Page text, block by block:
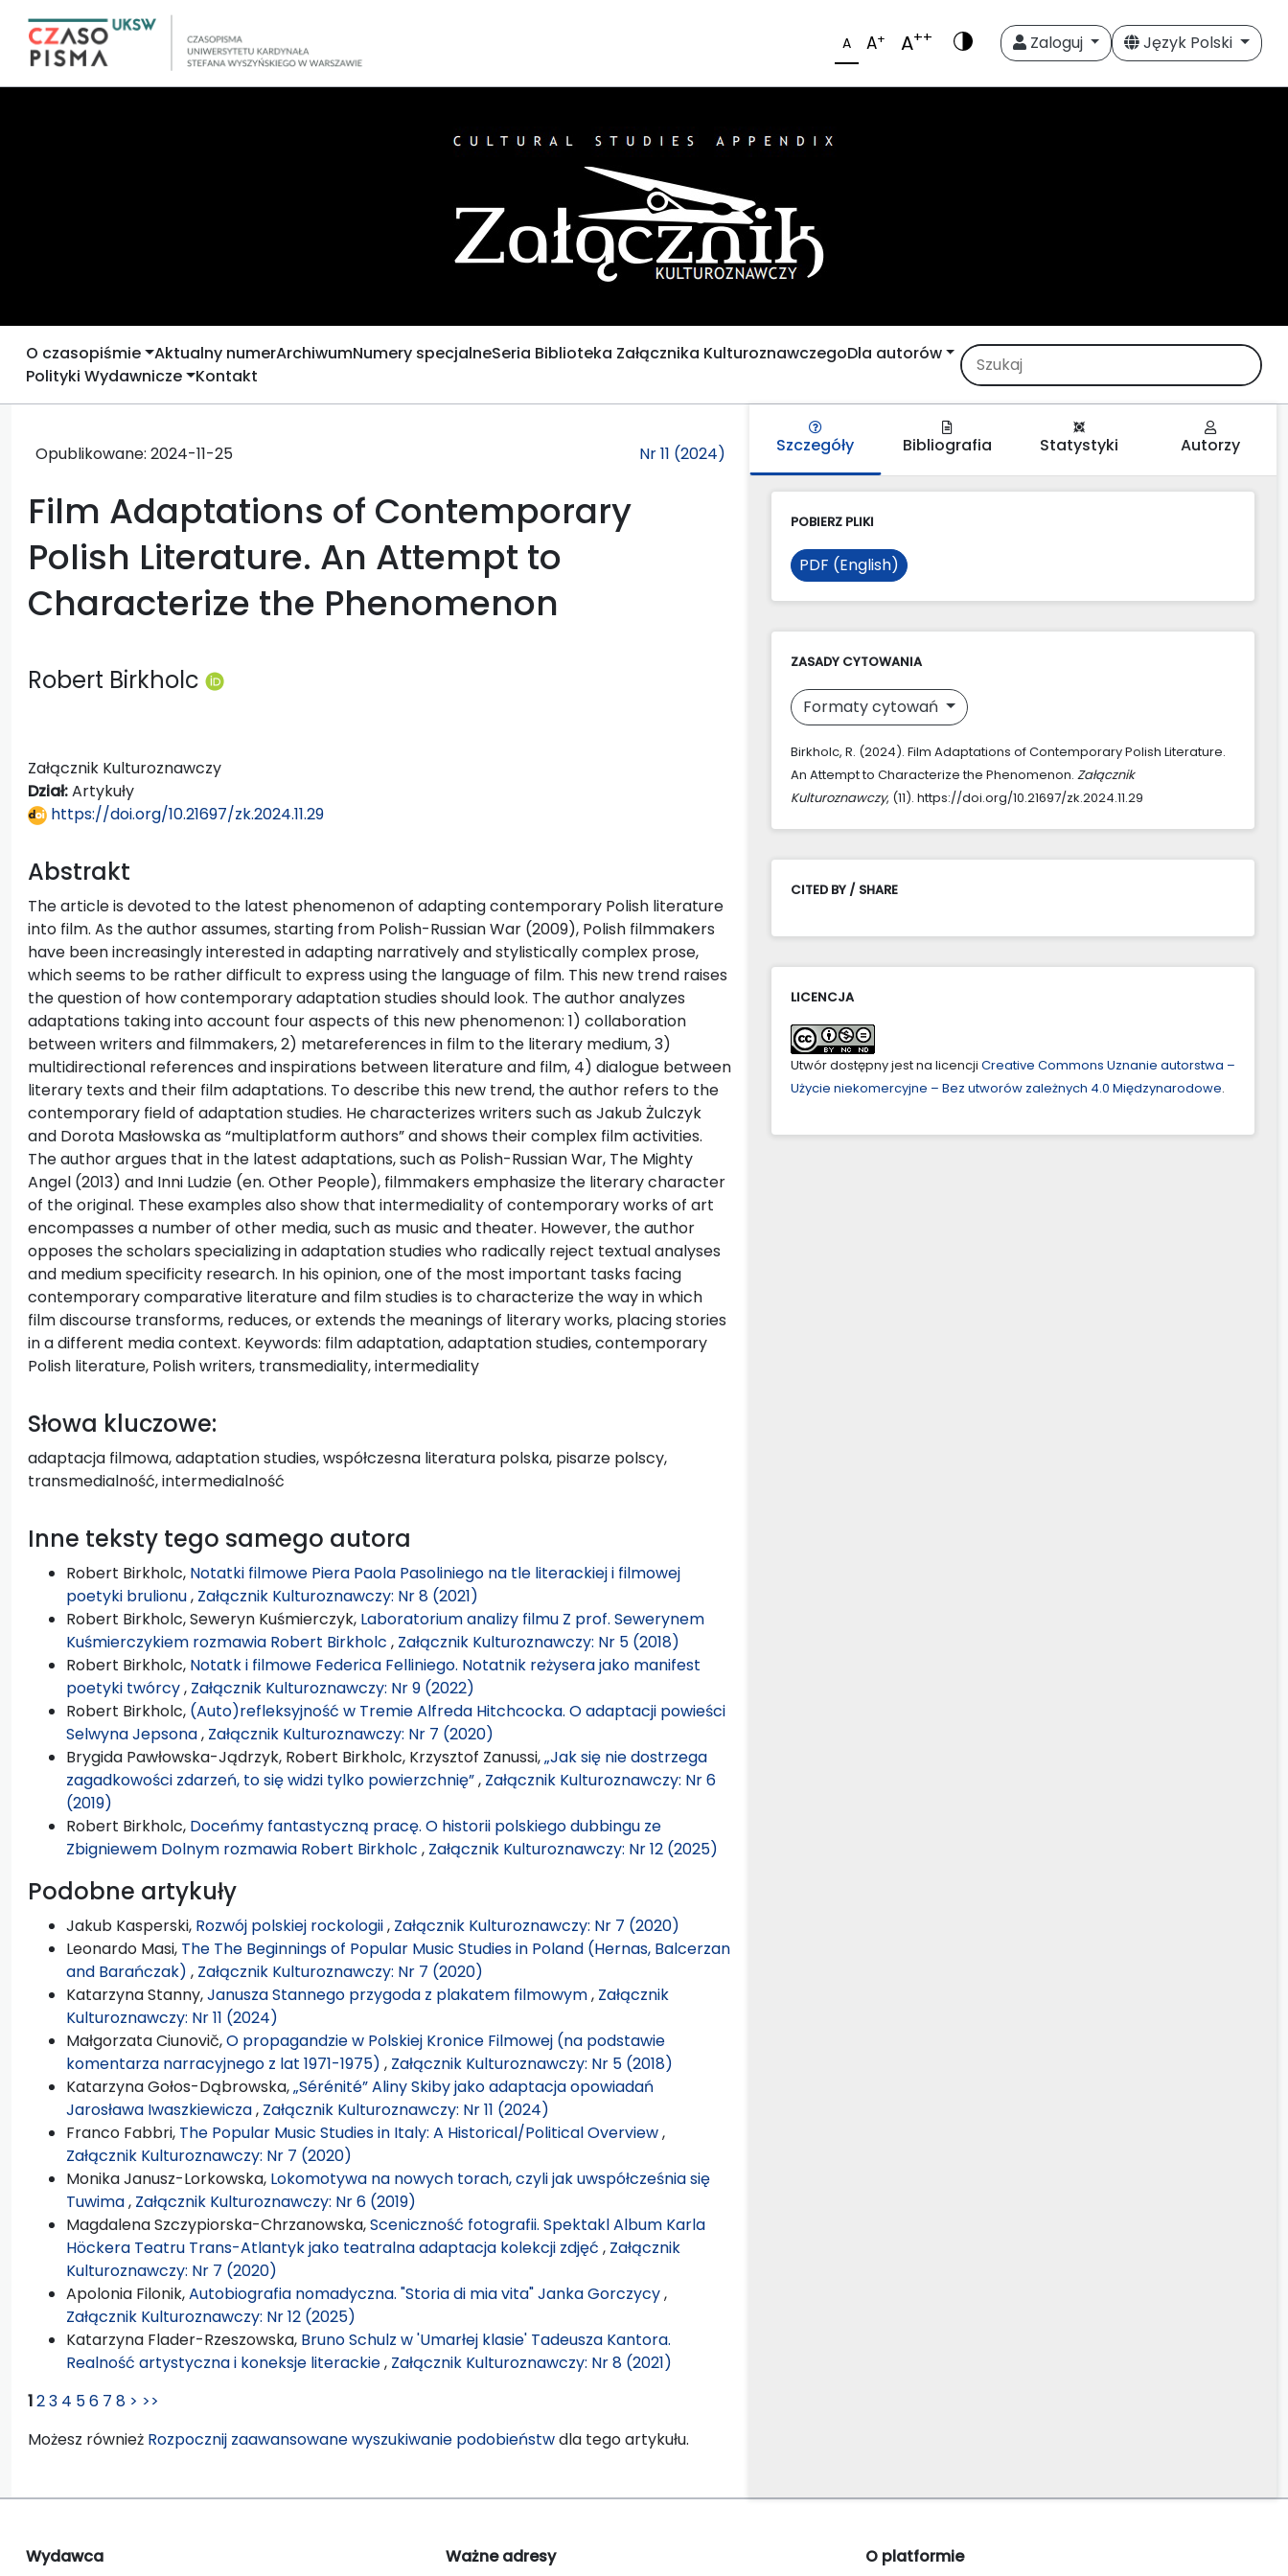
A A+ A++ Zaloguj Język Polski
O czasopiśmie Aktualny numerArchiwumNumery specjalneSeria Biblioteka Załącznika KulturoznawczegoDla autorów
Polityki Wydawnicze Kontakt
Opublikowane: 2024-11-25 Nr 11 (2024)
Film Adaptations of Contemporary
Polish Literature. An Attempt to
Characterize the Phenomenon
Robert Birkholc
Załącznik Kulturoznawczy
Dział:Artykuły
https://doi.org/10.21697/zk.2024.11.29
Abstrakt
The article is devoted to the latest phenomenon of adapting contemporary Polish literature
into film. As the author assumes, starting from Polish-Russian War (2009), Polish filmmakers
have been increasingly interested in adapting narratively and stylistically complex prose,
which seems to be rather difficult to express using the language of film. This new trend raises
the question of how contemporary adaptation studies should look. The author analyzes
adaptations taking into account four aspects of this new phenomenon: 1) collaboration
between writers and filmmakers, 2) metareferences in film to the literary medium, 3)
multidirectional references and inspirations between literature and film, 4) dialogue between
literary texts and their film adaptations. To describe this new trend, the author refers to the
contemporary field of adaptation studies. He characterizes writers such as Jakub Żulczyk
and Dorota Masłowska as “multiplatform authors” and shows their complex film activities.
The author argues that in the latest adaptations, such as Polish-Russian War, The Mighty
Angel (2013) and Inni Ludzie (en. Other People), filmmakers emphasize the literary character
of the original. These examples also show that intermediality of contemporary works of art
encompasses a number of other media, such as music and theater. However, the author
opposes the scholars specializing in adaptation studies who radically reject textual analyses
and medium specificity research. In his opinion, one of the most important tasks facing
contemporary comparative literature and film studies is to characterize the way in which
film discourse transforms, reduces, or extends the meanings of literary works, placing stories
in a different media context. Keywords: film adaptation, adaptation studies, contemporary
Polish literature, Polish writers, transmediality, intermediality
Słowa kluczowe:
adaptacja filmowa, adaptation studies, współczesna literatura polska, pisarze polscy,
transmedialność, intermedialność
Inne teksty tego samego autora
Robert Birkholc, Notatki filmowe Piera Paola Pasoliniego na tle literackiej i filmowej
poetyki brulionu, Załącznik Kulturoznawczy: Nr 8 (2021)
Robert Birkholc, Seweryn Kuśmierczyk, Laboratorium analizy filmu Z prof. Sewerynem
Kuśmierczykiem rozmawia Robert Birkholc , Załącznik Kulturoznawczy: Nr 5 (2018)
Robert Birkholc, Notatk i filmowe Federica Felliniego. Notatnik reżysera jako manifest
poetyki twórcy, Załącznik Kulturoznawczy: Nr 9 (2022)
Robert Birkholc, (Auto)refleksyjność w Tremie Alfreda Hitchcocka. O adaptacji powieści
Selwyna Jepsona, Załącznik Kulturoznawczy: Nr 7 (2020)
Brygida Pawłowska-Jądrzyk, Robert Birkholc, Krzysztof Zanussi,„Jak się nie dostrzega
zagadkowości zdarzeń, to się widzi tylko powierzchnię”, Załącznik Kulturoznawczy: Nr 6
(2019)
Robert Birkholc, Doceńmy fantastyczną pracę. O historii polskiego dubbingu ze
Zbigniewem Dolnym rozmawia Robert Birkholc , Załącznik Kulturoznawczy: Nr 12 (2025)
Podobne artykuły
Jakub Kasperski, Rozwój polskiej rockologii, Załącznik Kulturoznawczy: Nr 7 (2020)
Leonardo Masi, The The Beginnings of Popular Music Studies in Poland (Hernas, Balcerzan
and Barańczak) , Załącznik Kulturoznawczy: Nr 7 (2020)
Katarzyna Stanny,Janusza Stannego przygoda z plakatem filmowym, Załącznik
Kulturoznawczy: Nr 11 (2024)
Małgorzata Ciunovič,O propagandzie w Polskiej Kronice Filmowej (na podstawie
komentarza narracyjnego z lat 1971-1975) , Załącznik Kulturoznawczy: Nr 5 (2018)
Katarzyna Gołos-Dąbrowska,„Sérénité” Aliny Skiby jako adaptacja opowiadań
Jarosława Iwaszkiewicza, Załącznik Kulturoznawczy: Nr 11 (2024)
Franco Fabbri, The Popular Music Studies in Italy: A Historical/Political Overview,
Załącznik Kulturoznawczy: Nr 7 (2020)
Monika Janusz-Lorkowska, Lokomotywa na nowych torach, czyli jak uwspółcześnia się
Tuwima, Załącznik Kulturoznawczy: Nr 6 (2019)
Magdalena Szczypiorska-Chrzanowska,Sceniczność fotografii. Spektakl Album Karla
Höckera Teatru Trans-Atlantyk jako teatralna adaptacja kolekcji zdjęć , Załącznik
Kulturoznawczy: Nr 7 (2020)
Apolonia Filonik,Autobiografia nomadyczna. "Storia di mia vita" Janka Gorczycy,
Załącznik Kulturoznawczy: Nr 12 (2025)
Katarzyna Flader-Rzeszowska, Bruno Schulz w 'Umarłej klasie' Tadeusza Kantora.
Realność artystyczna i koneksje literackie, Załącznik Kulturoznawczy: Nr 8 (2021)
123 4 56 7 8 > >>
Możesz również Rozpocznij zaawansowane wyszukiwanie podobieństwdla tego artykułu.
Szczegóły Bibliografia Statystyki Autorzy
POBIERZ PLIKI
PDF (English)
ZASADY CYTOWANIA
Formaty cytowań
Birkholc, R. (2024). Film Adaptations of Contemporary Polish Literature.
An Attempt to Characterize the Phenomenon. Załącznik
Kulturoznawczy, (11). https://doi.org/10.21697/zk.2024.11.29
CITED BY / SHARE
LICENCJA
Utwór dostępny jest na licencji Creative Commons Uznanie autorstwa –
Użycie niekomercyjne – Bez utworów zależnych 4.0 Międzynarodowe.
Wydawca
Ważne adresy
O platformie